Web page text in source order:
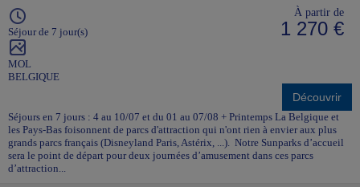
Séjour de 7 jour(s)
MOL
BELGIQUE
À partir de
1 270 €
Découvrir
Séjours en 7 jours : 4 au 10/07 et du 01 au 07/08 + Printemps La Belgique et
les Pays-Bas foisonnent de parcs d'attraction qui n'ont rien à envier aux plus
grands parcs français (Disneyland Paris, Astérix, ...). Notre Sunparks d’accueil
sera le point de départ pour deux journées d’amusement dans ces parcs
d’attraction...